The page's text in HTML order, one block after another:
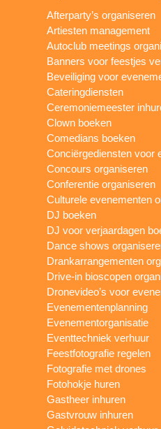
Afterparty’s organiseren
Artiesten management
Autoclub meetings
Banners voor feestjes
Beveiliging voor
Cateringdiensten
Ceremoniemeester
Clown boeken
Comedians boeken
Conciërgediensten voor
Concours organiseren
Conferentie organiseren
Culturele evenementen
DJ boeken
DJ voor verjaardagen
Dance shows
Drankarrangementen
Drive-in bioscopen
Dronevideo’s voor
Evenementenplanning
Evenementorganisatie
Eventtechniek verhuur
Feestfotografie regelen
Fotografie met drones
Fotohokje huren
Gastheer inhuren
Gastvrouw inhuren